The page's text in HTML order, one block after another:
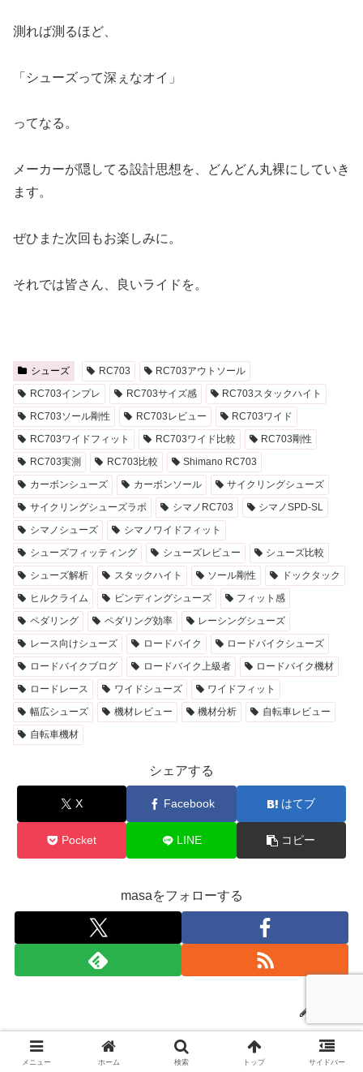
測れば測るほど、
「シューズって深ぇなオイ」
ってなる。
メーカーが隠してる設計思想を、どんどん丸裸にしていき
ます。
ぜひまた次回もお楽しみに。
それでは皆さん、良いライドを。
シューズ RC703
RC703アウトソール
RC703インプレ
RC703サイズ感
RC703スタックハイト
RC703ソール剛性
RC703レビュー
RC703ワイド
RC703ワイドフィット
RC703ワイド比較
RC703剛性
RC703実測
RC703比較
Shimano RC703
カーボンシューズ
カーボンソール
サイクリングシューズ
サイクリングシューズラボ
シマノRC703
シマノSPD-SL
シマノシューズ
シマノワイドフィット
シューズフィッティング
シューズレビュー
シューズ比較
シューズ解析
スタックハイト ソール剛性
ドックタック
ヒルクライム
ビンディングシューズ
フィット感
ペダリング
ペダリング効率
レーシングシューズ
レース向けシューズ
ロードバイク
ロードバイクシューズ
ロードバイクブログ
ロードバイク上級者
ロードバイク機材
ロードレース
ワイドシューズ
ワイドフィット
幅広シューズ
機材レビュー 機材分析
自転車レビュー
自転車機材
シェアする
X Facebook はてブ
Pocket LINE コピー
masaをフォローする
関連記事
メニュー ホーム 検索 トップ サイドバー